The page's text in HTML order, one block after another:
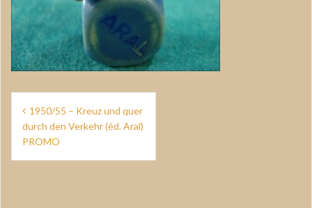
Navigation
de
l’article
1950/55 – Kreuz und quer
durch den Verkehr (éd. Aral)
PROMO